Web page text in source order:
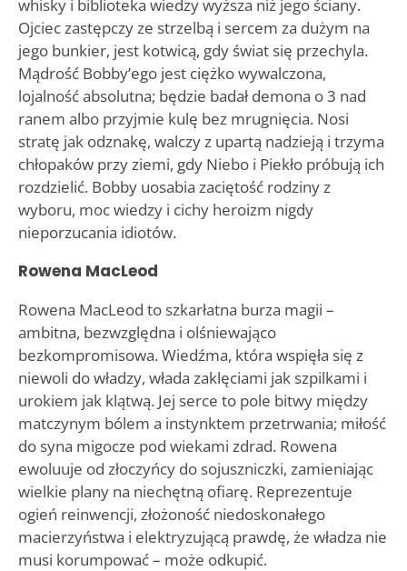
whisky i biblioteka wiedzy wyższa niż jego ściany.
Ojciec zastępczy ze strzelbą i sercem za dużym na
jego bunkier, jest kotwicą, gdy świat się przechyla.
Mądrość Bobby’ego jest ciężko wywalczona,
lojalność absolutna; będzie badał demona o 3 nad
ranem albo przyjmie kulę bez mrugnięcia. Nosi
stratę jak odznakę, walczy z upartą nadzieją i trzyma
chłopaków przy ziemi, gdy Niebo i Piekło próbują ich
rozdzielić. Bobby uosabia zaciętość rodziny z
wyboru, moc wiedzy i cichy heroizm nigdy
nieporzucania idiotów.
Rowena MacLeod
Rowena MacLeod to szkarłatna burza magii –
ambitna, bezwzględna i olśniewająco
bezkompromisowa. Wiedźma, która wspięła się z
niewoli do władzy, włada zaklęciami jak szpilkami i
urokiem jak klątwą. Jej serce to pole bitwy między
matczynym bólem a instynktem przetrwania; miłość
do syna migocze pod wiekami zdrad. Rowena
ewoluuje od złoczyńcy do sojuszniczki, zamieniając
wielkie plany na niechętną ofiarę. Reprezentuje
ogień reinwencji, złożoność niedoskonałego
macierzyństwa i elektryzującą prawdę, że władza nie
musi korumpować – może odkupić.